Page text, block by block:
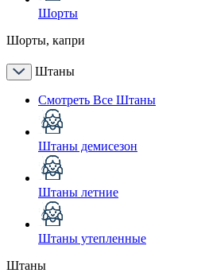
Шорты
Шорты, капри
Штаны
Смотреть Все Штаны
Штаны демисезон
Штаны летние
Штаны утепленные
Штаны